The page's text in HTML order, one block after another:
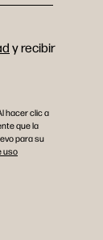
y recibir
hacer clic a
que la
para su
uso